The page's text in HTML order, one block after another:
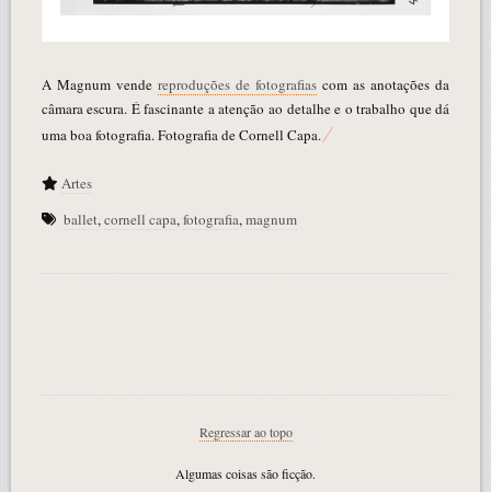
A Magnum vende reproduções de fotografias com as anotações da
câmara escura. É fascinante a atenção ao detalhe e o trabalho que dá
uma boa fotografia. Fotografia de Cornell Capa.
Artes
ballet,cornell capa,fotografia,magnum
Regressar ao topo
Algumas coisas são ficção.